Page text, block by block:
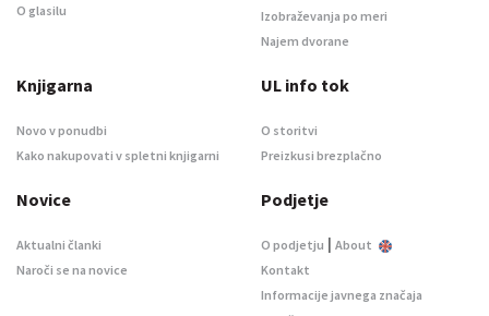
O glasilu
Izobraževanja po meri
Najem dvorane
Knjigarna
Novo v ponudbi
Kako nakupovati v spletni knjigarni
UL info tok
O storitvi
Preizkusi brezplačno
Novice
Aktualni članki
Naroči se na novice
Podjetje
O podjetju | About
Kontakt
Informacije javnega značaja